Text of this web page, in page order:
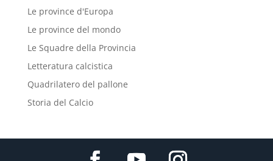
Le province d'Europa
Le province del mondo
Le Squadre della Provincia
Letteratura calcistica
Quadrilatero del pallone
Storia del Calcio